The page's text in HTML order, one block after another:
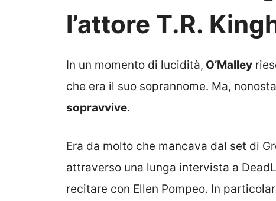
l’attore T.R.
In un momento di lucidità, O’Malley
che era il suo soprannome. Ma,
sopravvive.
Era da molto che mancava dal set di
attraverso una lunga intervista a
recitare con Ellen Pompeo. In